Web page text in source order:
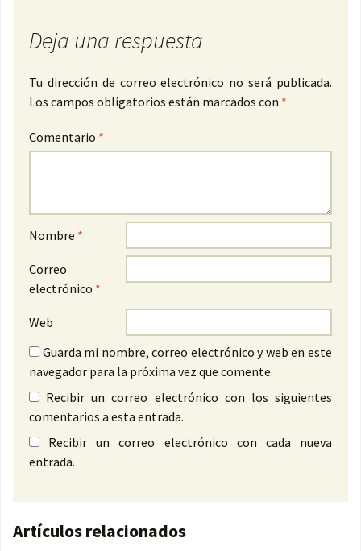
Deja una respuesta
Tu dirección de correo electrónico no será publicada.
Los campos obligatorios están marcados con *
Comentario *
Nombre *
Correo
electrónico *
Web
Guarda mi nombre, correo electrónico y web en este
navegador para la próxima vez que comente.
Recibir un correo electrónico con los siguientes
comentarios a esta entrada.
Recibir un correo electrónico con cada nueva
entrada.
Artículos relacionados